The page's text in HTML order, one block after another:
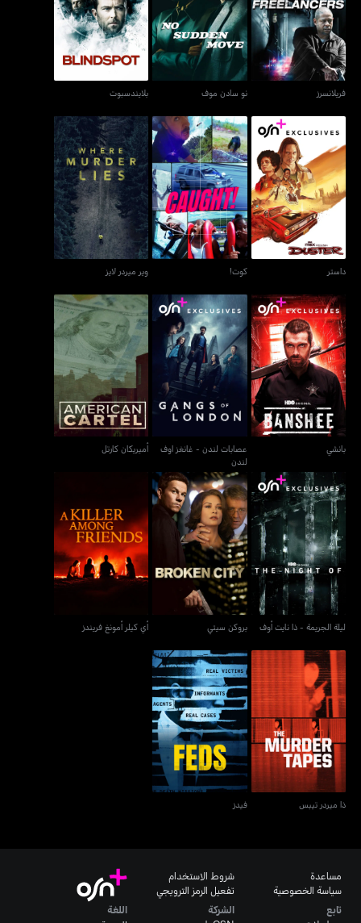
فريلانسرز
فريلانسرز
نو سادن موف
نو سادن موف
بلايندسبوت
بلايندسبوت
داستر
داستر
كوت!
كوت!
وير ميردر لايز
وير ميردر لايز
بانشي
بانشي
عصابات لندن - غانغز اوف
لندن
عصابات لندن - غانغز اوف
لندن
أميريكان كارتل
أميريكان كارتل
ليلة الجريمة - ذا نايت أوف
ليلة الجريمة - ذا نايت أوف
بروكن سيتي
بروكن سيتي
أي كيلر أمونغ فريندز
أي كيلر أمونغ فريندز
ذا ميردر تيبس
ذا ميردر تيبس
فيدز
فيدز
مساعدة
سياسة الخصوصية
شروط الاستخدام
تفعيل الرمز الترويجي
تابع
الشركة
اللغة